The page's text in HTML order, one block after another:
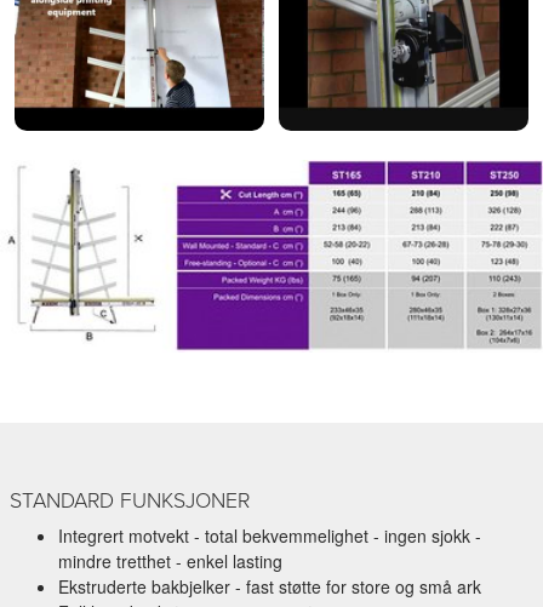
STANDARD FUNKSJONER
Integrert motvekt - total bekvemmelighet - ingen sjokk -
mindre tretthet - enkel lasting
Ekstruderte bakbjelker - fast støtte for store og små ark